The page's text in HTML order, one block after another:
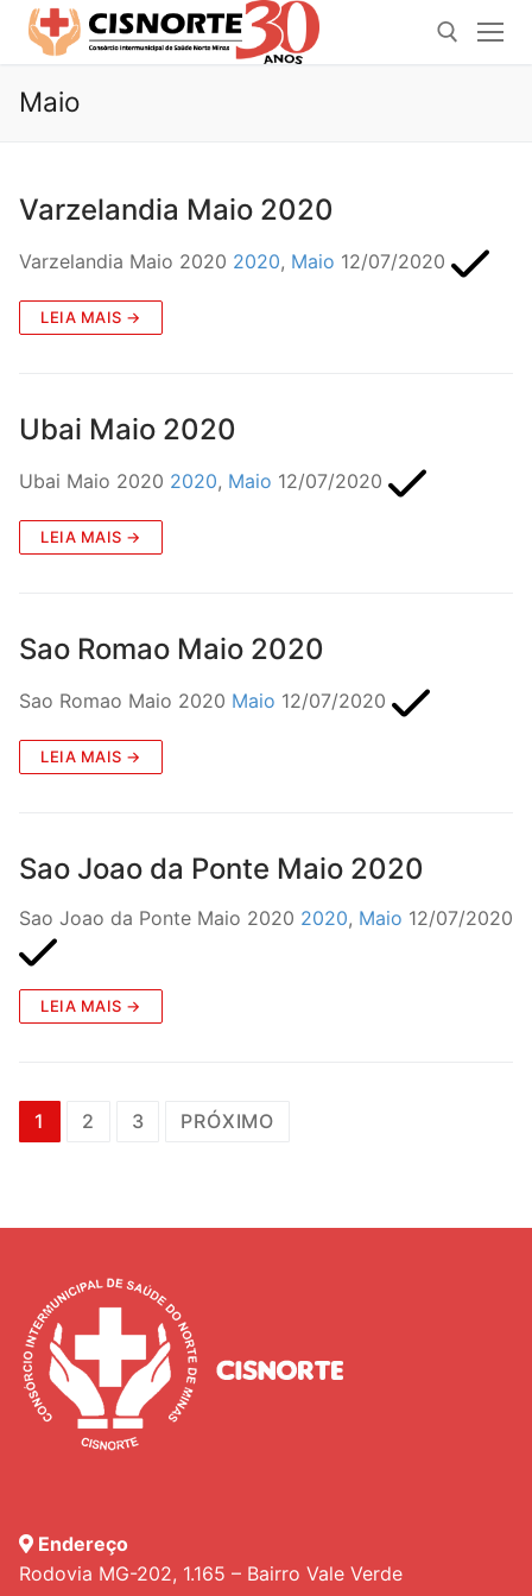
Pular
para
conteúdo
Maio
Varzelandia Maio 2020
Varzelandia Maio 2020 2020, Maio 12/07/2020
LEIA MAIS →
Ubai Maio 2020
Ubai Maio 2020 2020, Maio 12/07/2020
LEIA MAIS →
Sao Romao Maio 2020
Sao Romao Maio 2020 Maio 12/07/2020
LEIA MAIS →
Sao Joao da Ponte Maio 2020
Sao Joao da Ponte Maio 2020 2020, Maio 12/07/2020
LEIA MAIS →
Navegação
1 2 3 PRÓXIMO
Endereço
Rodovia MG-202, 1.165 – Bairro Vale Verde